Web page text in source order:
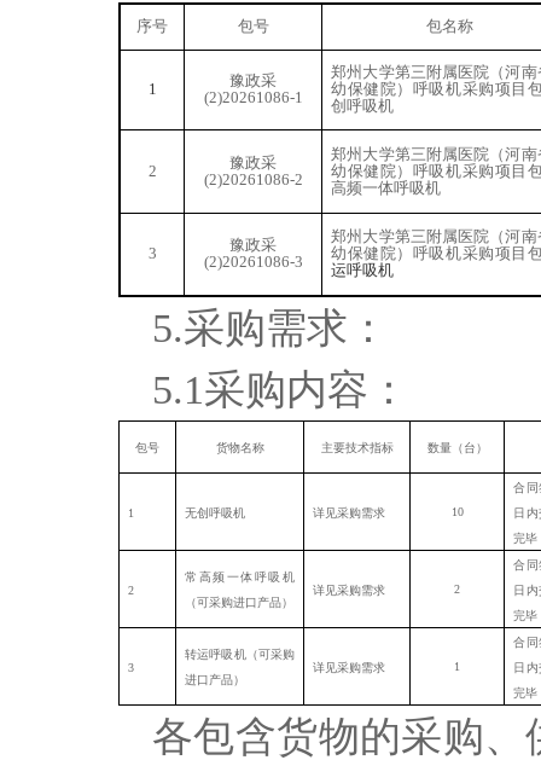
序号 包号 包名称
1
豫政采
(2)20261086-1
郑州大学第三附属医院（河南
幼保健院）呼吸机采购项目
创呼吸机
2
豫政采
(2)20261086-2
郑州大学第三附属医院（河南
幼保健院）呼吸机采购项目
高频一体呼吸机
3
豫政采
(2)20261086-3
郑州大学第三附属医院（河南
幼保健院）呼吸机采购项目
运呼吸机
5.采购需求：
5.1采购内容：
包号 货物名称 主要技术指标 数量（台）
1 无创呼吸机 详见采购需求 10
合同
日
完毕
2
常高频一体呼吸机
（可采购进口产品）
详见采购需求 2
合同
日
完毕
3
转运呼吸机（可采购
进口产品）
详见采购需求 1
合同
日
完毕
各包含货物的采购